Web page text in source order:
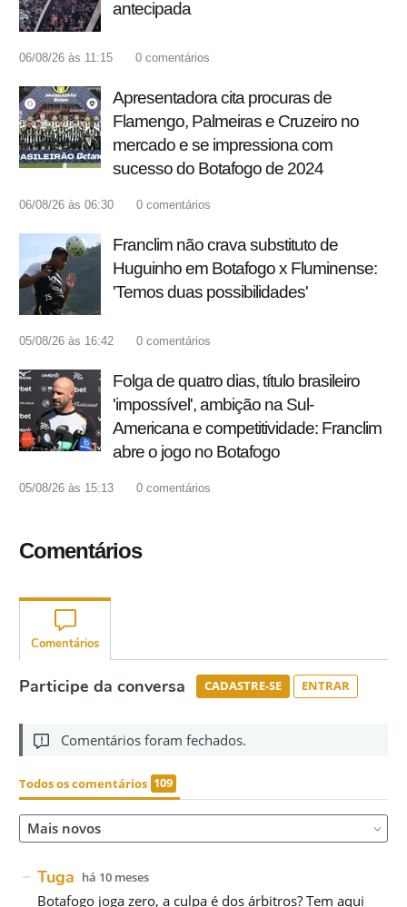
antecipada
06/08/26 às 11:15 0 comentários
Apresentadora cita procuras de
Flamengo, Palmeiras e Cruzeiro no
mercado e se impressiona com
sucesso do Botafogo de 2024
06/08/26 às 06:30 0 comentários
Franclim não crava substituto de
Huguinho em Botafogo x Fluminense:
'Temos duas possibilidades'
05/08/26 às 16:42 0 comentários
Folga de quatro dias, título brasileiro
'impossível', ambição na Sul-
Americana e competitividade: Franclim
abre o jogo no Botafogo
05/08/26 às 15:13 0 comentários
Comentários